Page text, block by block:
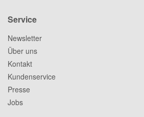
Service
Newsletter
Über uns
Kontakt
Kundenservice
Presse
Jobs